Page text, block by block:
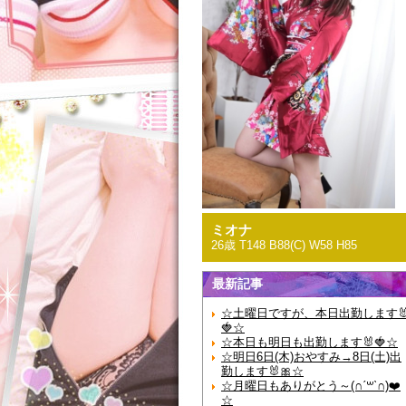
ミオナ
26歳 T148 B88(C) W58 H85
最新記事
☆土曜日ですが、本日出勤します
🍓☆
☆本日も明日も出勤します🐰🍓☆
☆明日6日(木)おやすみ→8日(土)出
勤します🐰🎀☆
☆月曜日もありがとう～(∩ˊ꒳​ˋ∩)❤️
☆